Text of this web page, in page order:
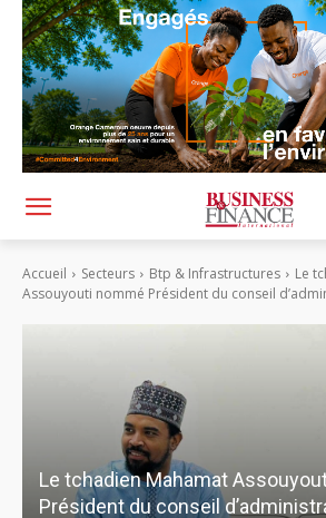
Accueil Secteurs Btp & Infrastructures
Le
Assouyouti nommé Président du conseil
Le tchadien Mahamat
Président du conseil